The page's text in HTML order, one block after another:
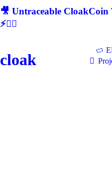
🎥 Untraceable
⚡🕵‍♂
cloak